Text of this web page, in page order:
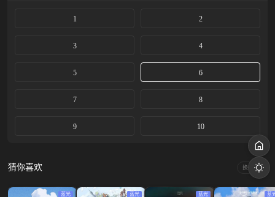
1 2
3 4
5 6
7 8
9 10
猜你喜欢 换一换
蓝光 蓝光 蓝光 蓝